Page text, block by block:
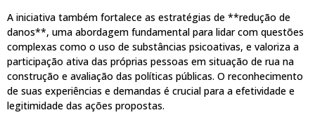
A iniciativa também fortalece as estratégias de **redução de
danos**, uma abordagem fundamental para lidar com questões
complexas como o uso de substâncias psicoativas, e valoriza a
participação ativa das próprias pessoas em situação de rua na
construção e avaliação das políticas públicas. O reconhecimento
de suas experiências e demandas é crucial para a efetividade e
legitimidade das ações propostas.